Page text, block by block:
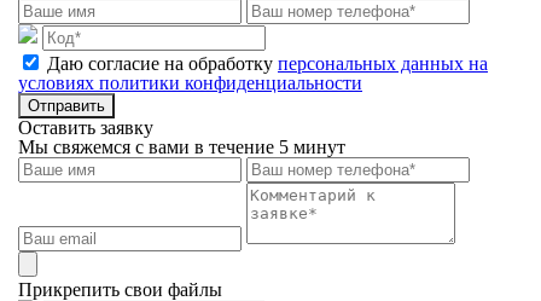
Даю согласие на обработку персональных данных на
условиях политики конфиденциальности
Отправить
Оставить заявку
Мы свяжемся с вами в течение 5 минут
Прикрепить свои файлы